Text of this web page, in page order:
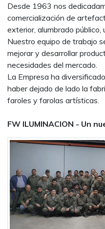
Desde 1963 nos
comercialización de
exterior, alumbrado público,
Nuestro equipo de trabajo
mejorar y desarrollar
necesidades del mercado.
La Empresa ha
haber dejado de lado la
faroles y farolas artísticas.
FW ILUMINACION - Un